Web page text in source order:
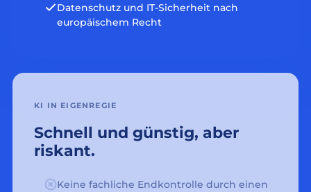
Datenschutz und IT-Sicherheit nach
europäischem Recht
KI IN EIGENREGIE
Schnell und günstig, aber
riskant.
Keine fachliche Endkontrolle durch einen